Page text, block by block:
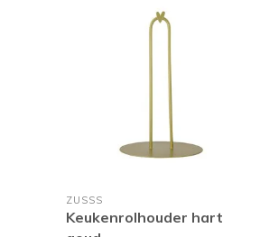
ZUSSS
Keukenrolhouder hart